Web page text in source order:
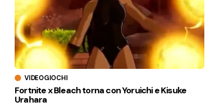
VIDEOGIOCHI
Fortnite x Bleach torna con Yoruichi e Kisuke
Urahara